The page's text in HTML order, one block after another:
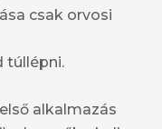
csak orvosi
túllépni.
alkalmazás